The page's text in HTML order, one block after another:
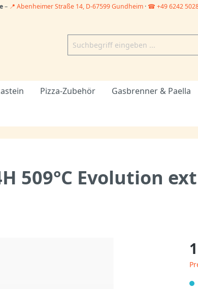
– 📍 Abenheimer Straße 14, D-67599 Gundheim · ☎ +49 6242
Pizza-Zubehör Gasbrenner & Paella
509°C Evolution